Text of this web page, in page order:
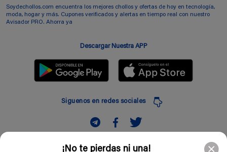
¡No te pierdas ni una!
Soydechollos.com encuentra los mejores chollos y ofertas de hoy en tecnología,
moda, hogar y más. Cupones verificados y alertas en tiempo real con nuestro
Avisador PRO. Ahorra ya
Descargar Nuestra APP
Siguenos en redes sociales
Suscribir